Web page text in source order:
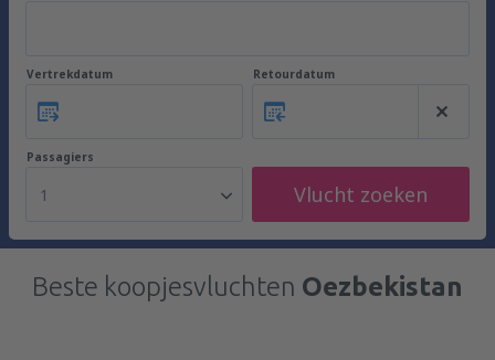
Vertrekdatum Retourdatum
Passagiers
1 Vlucht zoeken
Beste koopjesvluchten Oezbekistan